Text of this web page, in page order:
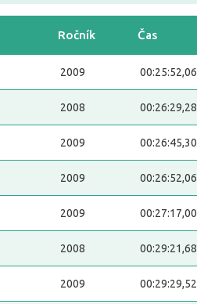
Ročník Čas
2009 00:25:52,06
2008 00:26:29,28
2009 00:26:45,30
2009 00:26:52,06
2009 00:27:17,00
2008 00:29:21,68
2009 00:29:29,52